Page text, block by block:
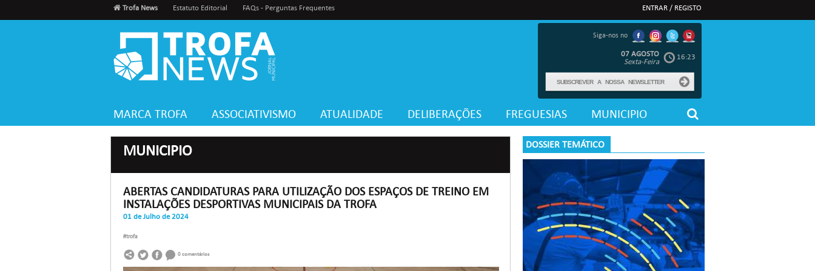
Trofa News Estatuto Editorial FAQs - Perguntas Frequentes ENTRAR / REGISTO
Siga-nos no
16:23
07 AGOSTO
Sexta-Feira
MARCA TROFA ASSOCIATIVISMO ATUALIDADE DELIBERAÇÕES FREGUESIAS MUNICIPIO
MUNICIPIO
ABERTAS CANDIDATURAS PARA UTILIZAÇÃO DOS ESPAÇOS DE TREINO EM
INSTALAÇÕES DESPORTIVAS MUNICIPAIS DA TROFA
01 de Julho de 2024
#trofa
0 comentários
DOSSIER TEMÁTICO